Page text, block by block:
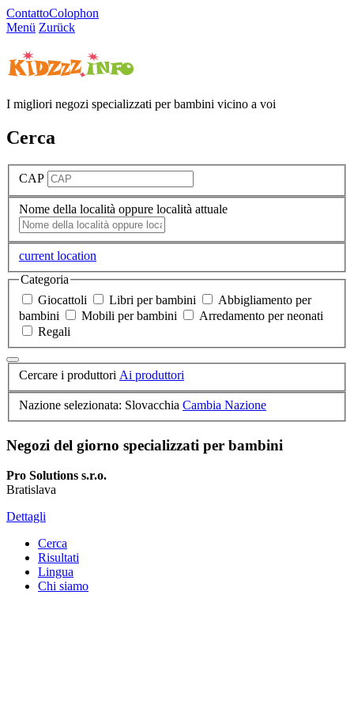
ContattoColophon
Menü Zurück
I migliori negozi specializzati per bambini vicino a voi
Cerca
CAP
Nome della località oppure località attuale
current location
Categoria
Giocattoli
Libri per bambini
Abbigliamento per
bambini
Mobili per bambini
Arredamento per neonati
Regali
Cercare i produttori Ai produttori
Nazione selezionata: Slovacchia Cambia Nazione
Negozi del giorno specializzati per bambini
Pro Solutions s.r.o.
Bratislava
Dettagli
Cerca
Risultati
Lingua
Chi siamo